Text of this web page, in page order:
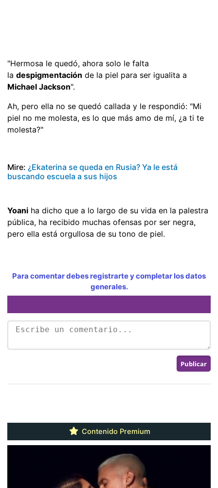
"Hermosa le quedó, ahora solo le falta
la despigmentación de la piel para ser igualita a
Michael Jackson".
Ah, pero ella no se quedó callada y le respondió: "Mi
piel no me molesta, es lo que más amo de mí, ¿a ti te
molesta?"
Mire: ¿Ekaterina se queda en Rusia? Ya le está
buscando escuela a sus hijos
Yoani ha dicho que a lo largo de su vida en la palestra
pública, ha recibido muchas ofensas por ser negra,
pero ella está orgullosa de su tono de piel.
Para comentar debes registrarte y completar los datos
generales.
Contenido Premium